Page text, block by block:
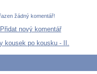
žádný komentář!
Přidat nový komentář
kousek po kousku - II.